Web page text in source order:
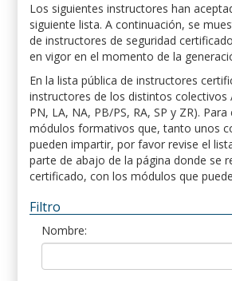
Los siguientes instructores han
siguiente lista. A continuación, se
de instructores de seguridad
en vigor en el momento de la
En la lista pública de instructores
instructores de los distintos colectivos
PN, LA, NA, PB/PS, RA, SP y ZR).
módulos formativos que, tanto unos
pueden impartir, por favor revise el
parte de abajo de la página donde se
certificado, con los módulos que
Filtro
Nombre: